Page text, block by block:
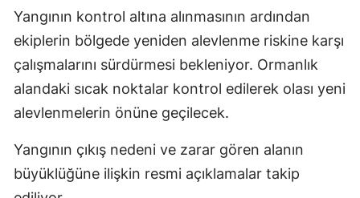
Yangının kontrol altına alınmasının ardından
ekiplerin bölgede yeniden alevlenme riskine karşı
çalışmalarını sürdürmesi bekleniyor. Ormanlık
alandaki sıcak noktalar kontrol edilerek olası yeni
alevlenmelerin önüne geçilecek.
Yangının çıkış nedeni ve zarar gören alanın
büyüklüğüne ilişkin resmi açıklamalar takip